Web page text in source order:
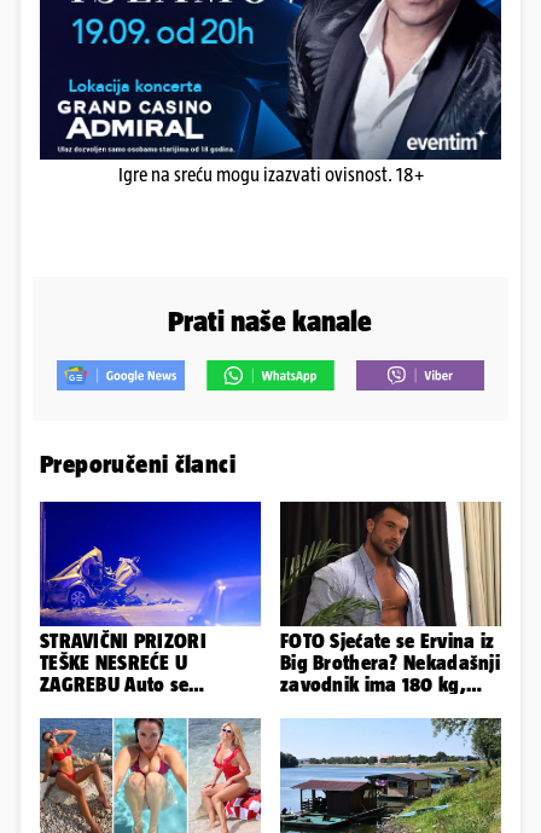
Igre na sreću mogu izazvati ovisnost. 18+
Prati naše kanale
Preporučeni članci
STRAVIČNI PRIZORI
TEŠKE NESREĆE U
ZAGREBU Auto se
poginuo
FOTO Sjećate se Ervina iz
Big Brothera? Nekadašnji
zavodnik ima 180 kg,